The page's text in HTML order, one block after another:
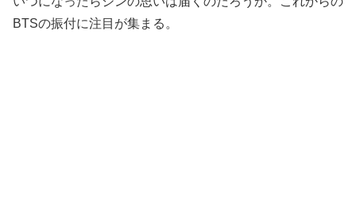
BTSの振付に注目が集まる。